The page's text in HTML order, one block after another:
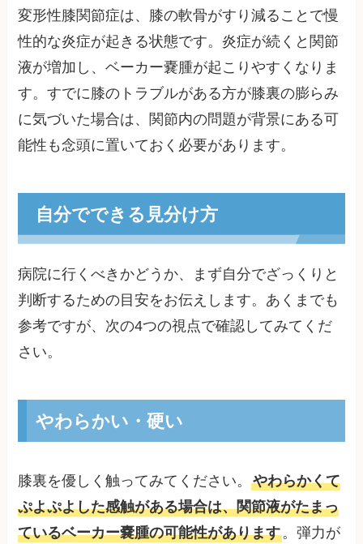
変形性膝関節症は、膝の軟骨がすり減ることで慢
性的な炎症が起きる状態です。炎症が続くと関節
液が増加し、ベーカー嚢腫が起こりやすくなりま
す。すでに膝のトラブルがある方が膝裏の膨らみ
に気づいた場合は、関節内の問題が背景にある可
能性も念頭に置いておく必要があります。
自分でできる見分け方
病院に行くべきかどうか、まず自分でざっくりと
判断するための目安をお伝えします。あくまでも
参考ですが、次の4つの視点で確認してみてくだ
さい。
やわらかい・硬い
膝裏を優しく触ってみてください。やわらかくて
ぷよぷよした感触がある場合は、関節液がたまっ
ているベーカー嚢腫の可能性があります。弾力が